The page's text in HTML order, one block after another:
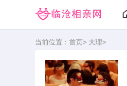
当前位置： 首页> 大理>